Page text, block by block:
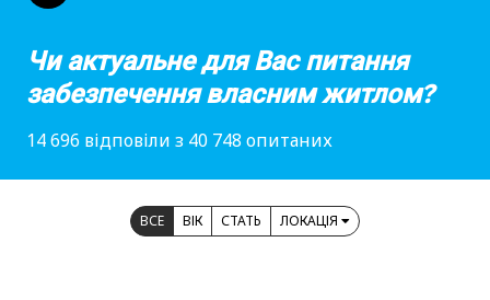
Чи актуальне для Вас питання
забезпечення власним житлом?
14 696 відповіли з 40 748 опитаних
ВСЕ ВІК СТАТЬ ЛОКАЦІЯ